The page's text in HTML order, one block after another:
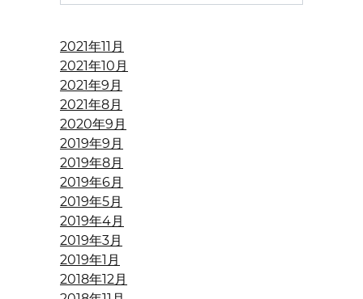
2021年11月
2021年10月
2021年9月
2021年8月
2020年9月
2019年9月
2019年8月
2019年6月
2019年5月
2019年4月
2019年3月
2019年1月
2018年12月